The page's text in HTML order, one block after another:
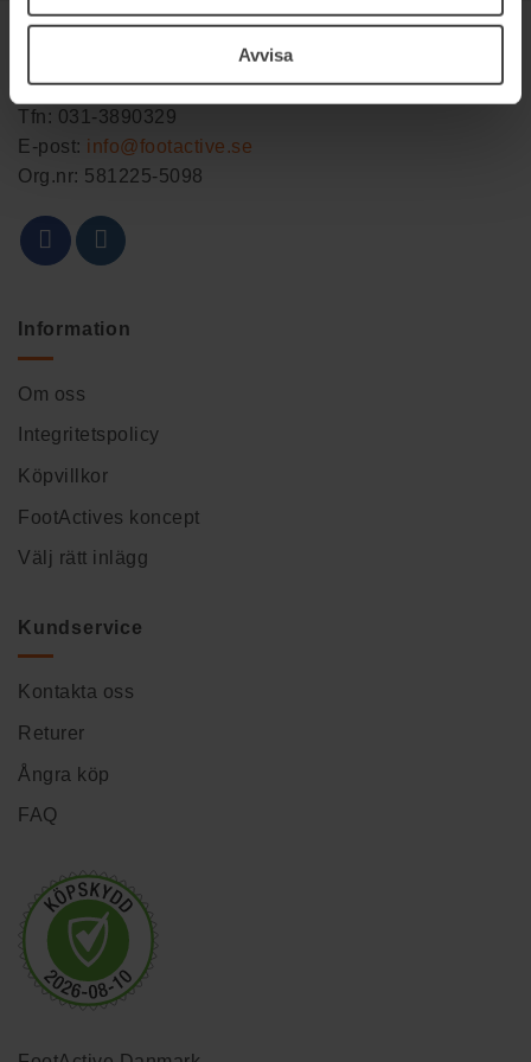
Avvisa
Tfn: 031-3890329
E-post: info@footactive.se
Org.nr: 581225-5098
Information
Om oss
Integritetspolicy
Köpvillkor
FootActives koncept
Välj rätt inlägg
Kundservice
Kontakta oss
Returer
Ångra köp
FAQ